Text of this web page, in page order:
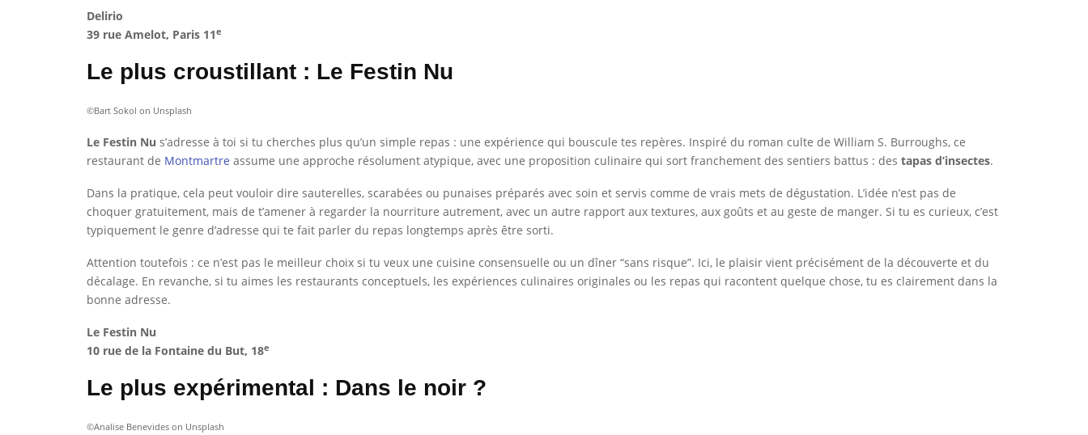
Delirio
39 rue Amelot, Paris 11e
Le plus croustillant : Le Festin Nu
©Bart Sokol on Unsplash
Le Festin Nu s’adresse à toi si tu cherches plus qu’un simple repas : une expérience qui bouscule tes repères. Inspiré du roman culte de William S. Burroughs, ce
restaurant de Montmartre assume une approche résolument atypique, avec une proposition culinaire qui sort franchement des sentiers battus : des tapas d’insectes.
Dans la pratique, cela peut vouloir dire sauterelles, scarabées ou punaises préparés avec soin et servis comme de vrais mets de dégustation. L’idée n’est pas de
choquer gratuitement, mais de t’amener à regarder la nourriture autrement, avec un autre rapport aux textures, aux goûts et au geste de manger. Si tu es curieux, c’est
typiquement le genre d’adresse qui te fait parler du repas longtemps après être sorti.
Attention toutefois : ce n’est pas le meilleur choix si tu veux une cuisine consensuelle ou un dîner “sans risque”. Ici, le plaisir vient précisément de la découverte et du
décalage. En revanche, si tu aimes les restaurants conceptuels, les expériences culinaires originales ou les repas qui racontent quelque chose, tu es clairement dans la
bonne adresse.
Le Festin Nu
10 rue de la Fontaine du But, 18e
Le plus expérimental : Dans le noir ?
©Analise Benevides on Unsplash